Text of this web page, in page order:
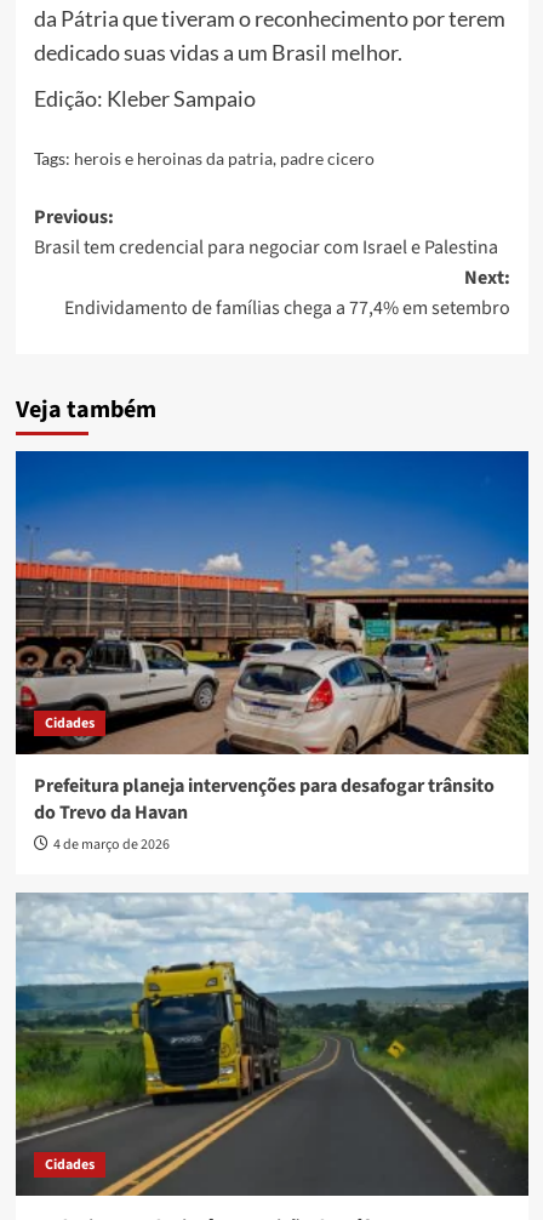
da Pátria que tiveram o reconhecimento por terem
dedicado suas vidas a um Brasil melhor.
Edição: Kleber Sampaio
Tags: herois e heroinas da patria, padre cicero
Post
navigation
Previous:
Brasil tem credencial para negociar com Israel e Palestina
Next:
Endividamento de famílias chega a 77,4% em setembro
Veja também
Cidades
Prefeitura planeja intervenções para desafogar trânsito
do Trevo da Havan
4 de março de 2026
Cidades